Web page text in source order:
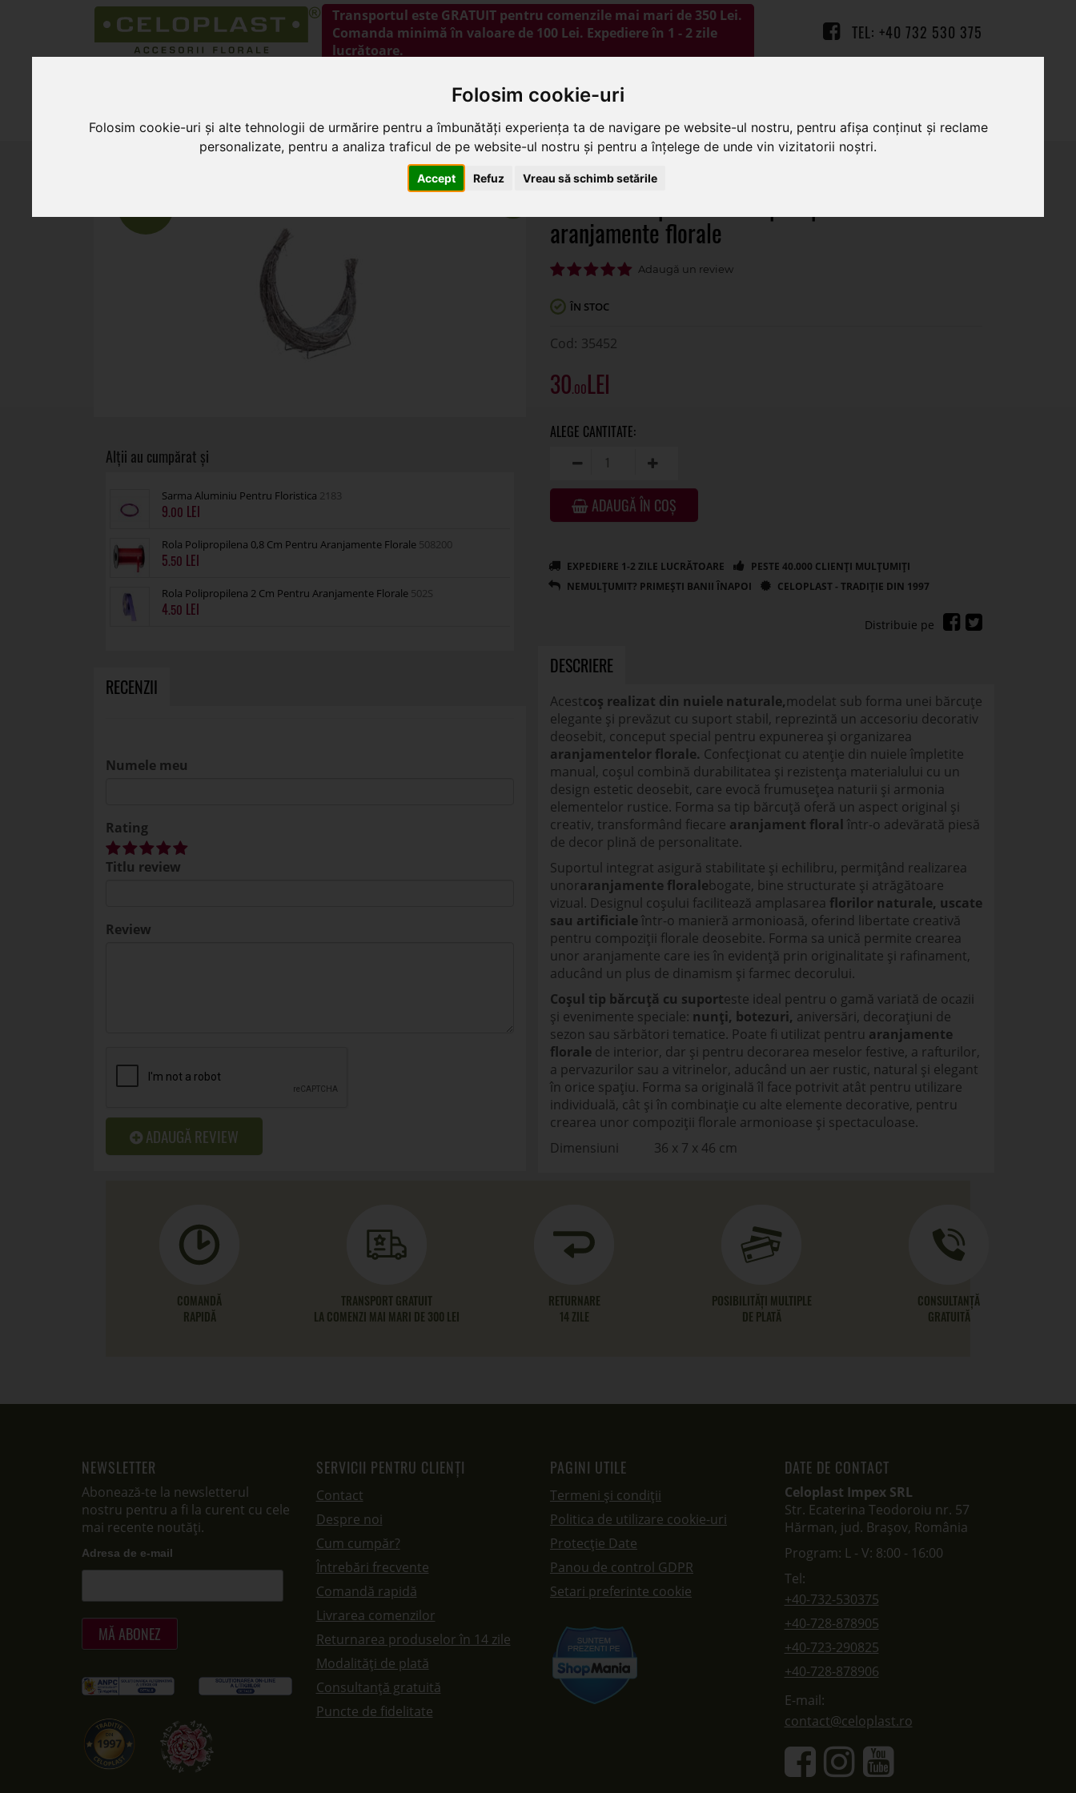
Folosim cookie-uri
Folosim cookie-uri și alte tehnologii de urmărire pentru a îmbunătăți experiența ta de navigare pe website-ul nostru, pentru afișa conținut și reclame
personalizate, pentru a analiza traficul de pe website-ul nostru și pentru a înțelege de unde vin vizitatorii noștri.
Accept Refuz Vreau să schimb setările
Transportul este GRATUIT pentru comenzile mai mari de 350 Lei.
Comanda minimă în valoare de 100 Lei. Expediere în 1 - 2 zile
lucrătoare.
TEL: +40 732 530 375
Cosuri pentru flori Cos nuiele tip barcuta+suport pentru aranjamente florale
Sarma Aluminiu Pentru Floristica 2183
9.00
Rola Polipropilena 0,8 Cm Pentru Aranjamente Florale 508200
5.50
Rola Polipropilena 2 Cm Pentru Aranjamente Florale 502S
4.50
RECENZII
Numele meu
Rating
Titlu review
Review
ADAUGĂ REVIEW
aranjamente florale
ÎN STOC
35452
30.00
ADAUGĂ ÎN COȘ
DESCRIERE
Acestcoș realizat din nuiele naturale,modelat sub forma unei bărcuțe
elegante și prevăzut cu suport stabil, reprezintă un accesoriu decorativ
deosebit, conceput special pentru expunerea și organizarea
aranjamentelor florale. Confecționat cu atenție din nuiele împletite
manual, coșul combină durabilitatea și rezistența materialului cu un
design estetic deosebit, care evocă frumusețea naturii și armonia
elementelor rustice. Forma sa tip bărcuță oferă un aspect original și
creativ, transformând fiecare aranjament floral într-o adevărată piesă
de decor plină de personalitate.
Suportul integrat asigură stabilitate și echilibru, permițând realizarea
unoraranjamente floralebogate, bine structurate și atrăgătoare
vizual. Designul coșului facilitează amplasarea florilor naturale, uscate
sau artificialeîntr-o manieră armonioasă, oferind libertate creativă
pentru compoziții florale deosebite. Forma sa unică permite crearea
unor aranjamente care ies în evidență prin originalitate și rafinament,
aducând un plus de dinamism și farmec decorului.
Coșul tip bărcuță cu suporteste ideal pentru o gamă variată de ocazii
și evenimente speciale: nunți, botezuri, aniversări, decorațiuni de
sezon sau sărbători tematice. Poate fi utilizat pentru aranjamente
florale de interior, dar și pentru decorarea meselor festive, a rafturilor,
a pervazurilor sau a vitrinelor, aducând un aer rustic, natural și elegant
în orice spațiu. Forma sa originală îl face potrivit atât pentru utilizare
individuală, cât și în combinație cu alte elemente decorative, pentru
crearea unor compoziții florale armonioase și spectaculoase.
Dimensiuni 36 x 7 x 46 cm
COMANDĂ
RAPIDĂ
TRANSPORT GRATUIT
LA COMENZI MAI MARI DE 300 LEI
RETURNARE
14 ZILE
POSIBILITĂȚI MULTIPLE
DE PLATĂ
CONSULTANȚĂ
GRATUITĂ
NEWSLETTER
Abonează-te la newsletterul
nostru pentru a fi la curent cu cele
mai recente noutăți.
Adresa de e-mail
SERVICII PENTRU CLIENȚI
Contact
Despre noi
Cum cumpăr?
Întrebări frecvente
Comandă rapidă
Livrarea comenzilor
Returnarea produselor în 14 zile
Modalități de plată
Consultanță gratuită
Puncte de fidelitate
PAGINI UTILE
Termeni și condiții
Politica de utilizare cookie-uri
Protecție Date
Panou de control GDPR
Setari preferinte cookie
DATE DE CONTACT
Celoplast Impex SRL
Str. Ecaterina Teodoroiu nr. 57
Hărman, jud. Brașov, România
Program: L - V: 8:00 - 16:00
Tel:
+40-732-530375
+40-728-878905
+40-723-290825
+40-728-878906
E-mail:
contact@celoplast.ro